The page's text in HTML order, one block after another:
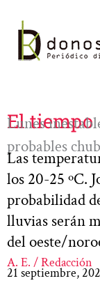
contenido
El tiempo
Lunes
probables
Las
los 20-25 ºC.
probabilidad
lluvias serán
del oeste/
A. E. / Redacción
21 septiembre,